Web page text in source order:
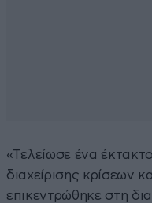
«Tελείωσε ένα
διαχείρισης κρίσεων
επικεντρώθηκε στη